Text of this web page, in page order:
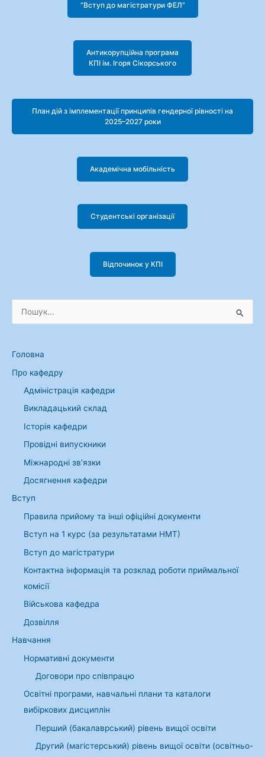
“Вступ до магістратури ФЕЛ”
Антикорупційна програма
КПІ ім. Ігоря Сікорського
План дій з імплементації принципів гендерної рівності на
2025–2027 роки
Академічна мобільність
Студентські організації
Відпочинок у КПІ
т
Головна
Про кафедру
Адміністрація кафедри
Викладацький склад
Історія кафедри
Провідні випускники
Міжнародні зв’язки
Досягнення кафедри
Вступ
Правила прийому та інші офіційні документи
Вступ на 1 курс (за результатами НМТ)
Вступ до магістратури
Контактна інформація та розклад роботи приймальної
комісії
Військова кафедра
Дозвілля
Навчання
Нормативні документи
Договори про співпрацю
Освітні програми, навчальні плани та каталоги
вибіркових дисциплін
Перший (бакалаврський) рівень вищої освіти
Другий (магістерський) рівень вищої освіти (освітньо-